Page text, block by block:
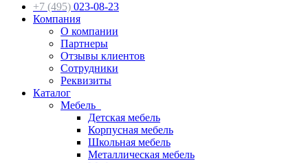
+7 (495) 023-08-23
Компания
О компании
Партнеры
Отзывы клиентов
Сотрудники
Реквизиты
Каталог
Мебель
Детская мебель
Корпусная мебель
Школьная мебель
Металлическая мебель